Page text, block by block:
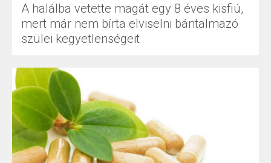
A halálba vetette magát egy 8 éves kisfiú,
mert már nem bírta elviselni bántalmazó
szülei kegyetlenségeit